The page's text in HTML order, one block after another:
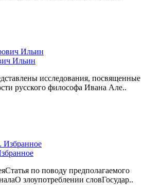
Ильин
исследования, посвященные
русского философа Ивана Але..
по поводу предполагаемого
злоупотреблении словГосудар..